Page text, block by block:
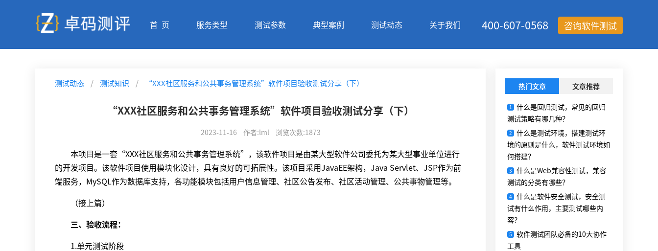
首 页 服务类型 测试参数 典型案例 测试动态 关于我们 咨询软件测试
400-607-0568
测试动态 / 测试知识 / “XXX社区服务和公共事务管理系统”软件项目验收测试分享（下）
“XXX社区服务和公共事务管理系统”软件项目验收测试分享（下）
2023-11-16 作者:lml 浏览次数:1873
本项目是一套“XXX社区服务和公共事务管理系统”，该软件项目是由某大型软件公司委托为某大型事业单位进行
的开发项目。该软件项目使用模块化设计，具有良好的可拓展性。该项目采用JavaEE架构，Java Servlet、JSP作为前
端服务，MySQL作为数据库支持，各功能模块包括用户信息管理、社区公告发布、社区活动管理、公共事物管理等。
（接上篇）
三、验收流程：
1.单元测试阶段
热门文章 文章推荐
1
什么是回归测试，常见的回归
测试策略有哪几种？
2
什么是测试环境，搭建测试环
境的原则是什么，软件测试环境如
何搭建？
3
什么是Web兼容性测试，兼容
测试的分类有哪些？
4 什么是软件安全测试，安全测
试有什么作用，主要测试哪些内
容？
5
软件测试团队必备的10大协作
工具